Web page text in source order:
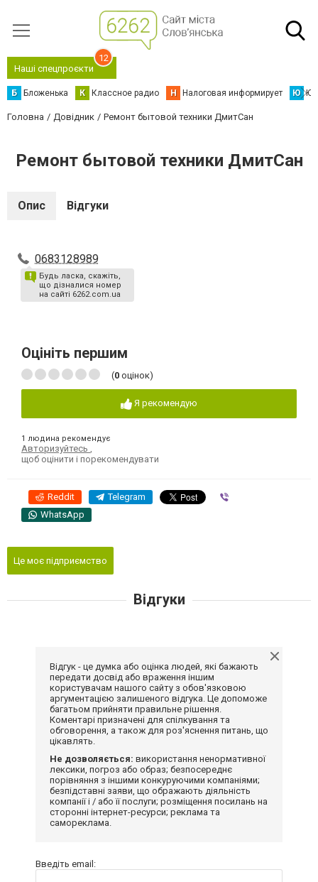
Наші спецпроєкти
12
Б Бложенька К Классное радио Н Налоговая информирует Ю
Головна Довідник Ремонт бытовой техники ДмитСан
Ремонт бытовой техники ДмитСан
Опис Відгуки
0683128989
Будь ласка, скажіть,
що дізналися номер
на сайті 6262.com.ua
Оцініть першим
(0 оцінок)
Я рекомендую
1 людина рекомендує
Авторизуйтесь
щоб оцінити і порекомендувати
Reddit Telegram
WhatsApp
Це моє підприємство
Відгуки
Відгук - це думка або оцінка людей, які бажають
передати досвід або враження іншим
користувачам нашого сайту з обов'язковою
аргументацією залишеного відгука. Це допоможе
багатьом прийняти правильне рішення.
Коментарі призначені для спілкування та
обговорення, а також для роз'яснення питань, що
цікавлять.
Не дозволяється: використання ненормативної
лексики, погроз або образ; безпосереднє
порівняння з іншими конкуруючими компаніями;
безпідставні заяви, що ображають діяльність
компанії і / або її послуги; розміщення посилань на
сторонні інтернет-ресурси; реклама та
самореклама.
Введіть email: